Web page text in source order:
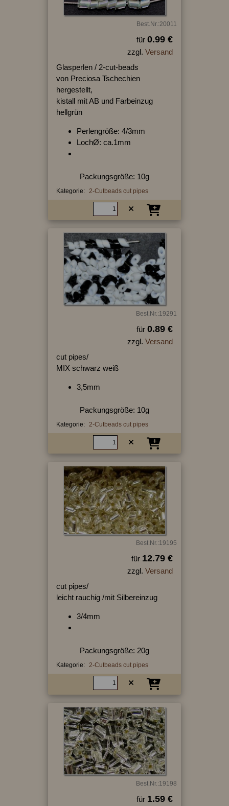
Best.Nr.:20011
für 0.99 €
zzgl. Versand
Glasperlen / 2-cut-beads
von Preciosa Tschechien
hergestellt,
kistall mit AB und Farbeinzug
hellgrün
Perlengröße: 4/3mm
LochØ: ca.1mm
Packungsgröße: 10g
Kategorie: 2-Cutbeads cut pipes
Best.Nr.:19291
für 0.89 €
zzgl. Versand
cut pipes/
MIX schwarz weiß
3,5mm
Packungsgröße: 10g
Kategorie: 2-Cutbeads cut pipes
Best.Nr.:19195
für 12.79 €
zzgl. Versand
cut pipes/
leicht rauchig /mit Silbereinzug
3/4mm
Packungsgröße: 20g
Kategorie: 2-Cutbeads cut pipes
Best.Nr.:19198
für 1.59 €